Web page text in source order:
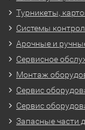
Турникеты,
Системы
Арочные и
Сервисное
Монтаж
Сервис
Сервис
Запасные части